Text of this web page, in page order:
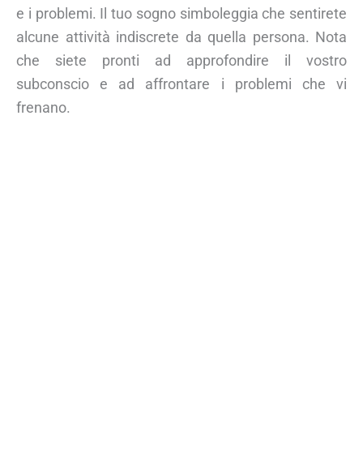
e i problemi. Il tuo sogno simboleggia che sentirete
alcune attività indiscrete da quella persona. Nota
che siete pronti ad approfondire il vostro
subconscio e ad affrontare i problemi che vi
frenano.